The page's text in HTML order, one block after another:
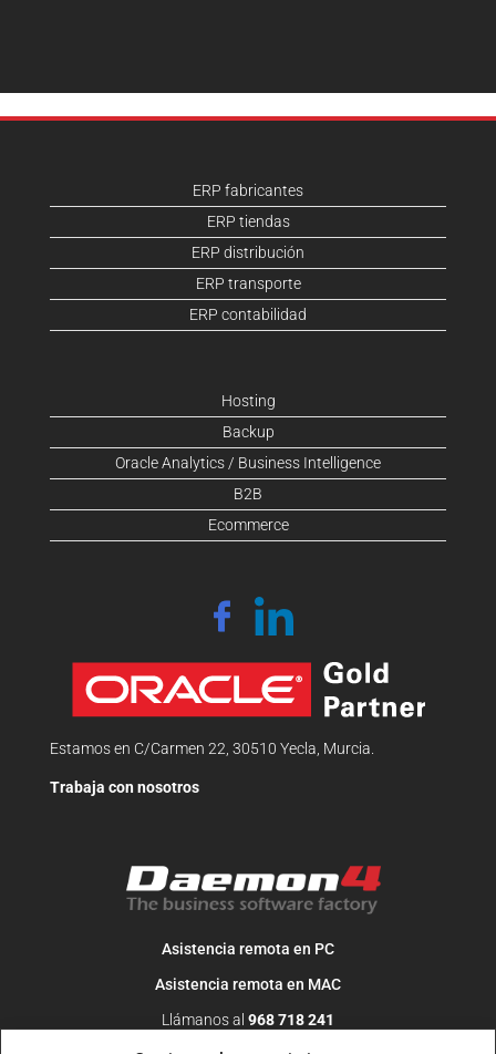
ERP fabricantes
ERP tiendas
ERP distribución
ERP transporte
ERP contabilidad
Hosting
Backup
Oracle Analytics / Business Intelligence
B2B
Ecommerce
Estamos en C/Carmen 22, 30510 Yecla, Murcia.
Trabaja con nosotros
Asistencia remota en PC
Asistencia remota en MAC
Llámanos al 968 718 241